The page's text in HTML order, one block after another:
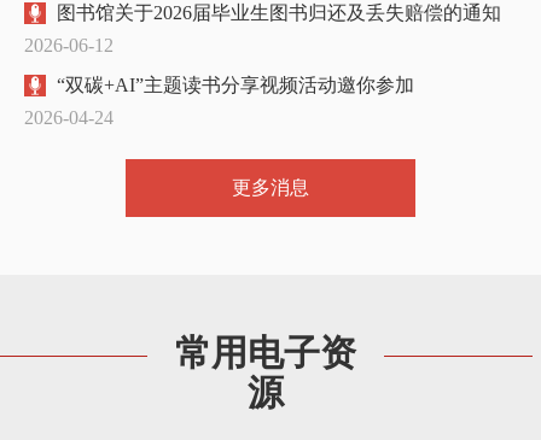
图书馆关于2026届毕业生图书归还及丢失赔偿的通知
2026-06-12
“双碳+AI”主题读书分享视频活动邀你参加
2026-04-24
更多消息
常用电子资
源